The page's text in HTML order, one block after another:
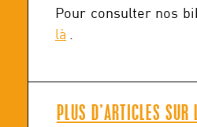
Pour consulter nos
là .
PLUS D’ARTICLES SUR